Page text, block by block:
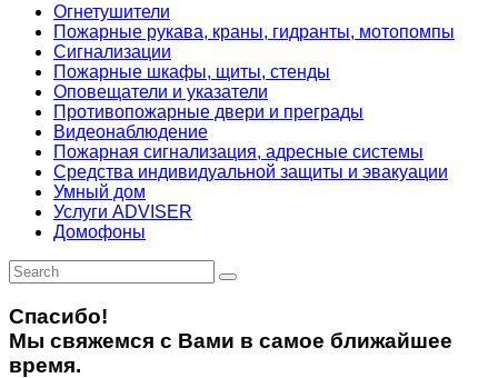
Огнетушители
Пожарные рукава, краны, гидранты, мотопомпы
Сигнализации
Пожарные шкафы, щиты, стенды
Оповещатели и указатели
Противопожарные двери и преграды
Видеонаблюдение
Пожарная сигнализация, адресные системы
Средства индивидуальной защиты и эвакуации
Умный дом
Услуги ADVISER
Домофоны
Спасибо!
Мы свяжемся с Вами в самое ближайшее
время.